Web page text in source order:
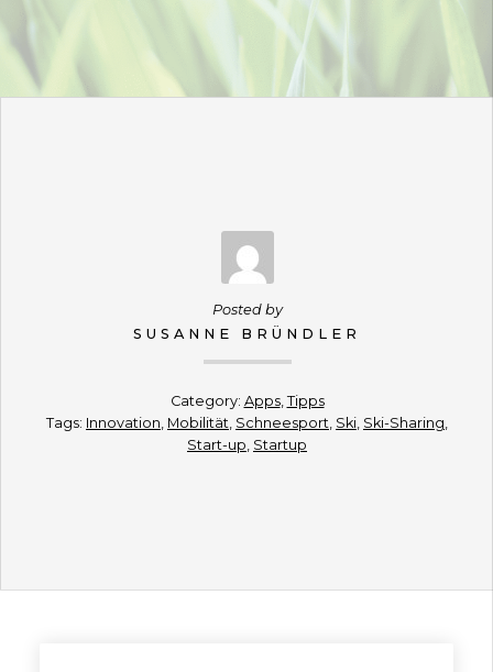
Posted by
SUSANNE BRÜNDLER
Category: Apps, Tipps
Tags: Innovation, Mobilität, Schneesport, Ski, Ski-Sharing,
Start-up, Startup